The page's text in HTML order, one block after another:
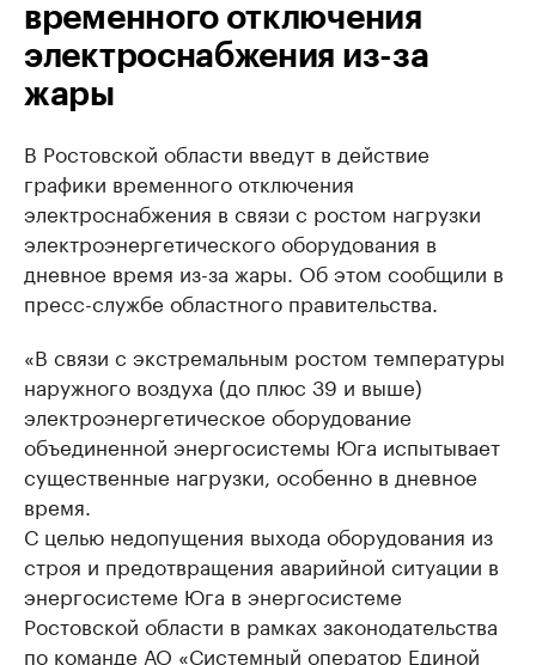
временного отключения
электроснабжения из-за
жары
В Ростовской области введут в действие
графики временного отключения
электроснабжения в связи с ростом нагрузки
электроэнергетического оборудования в
дневное время из-за жары. Об этом сообщили в
пресс-службе областного правительства.
«В связи с экстремальным ростом температуры
наружного воздуха (до плюс 39 и выше)
электроэнергетическое оборудование
объединенной энергосистемы Юга испытывает
существенные нагрузки, особенно в дневное
время.
С целью недопущения выхода оборудования из
строя и предотвращения аварийной ситуации в
энергосистеме Юга в энергосистеме
Ростовской области в рамках законодательства
по команде АО «Системный оператор Единой